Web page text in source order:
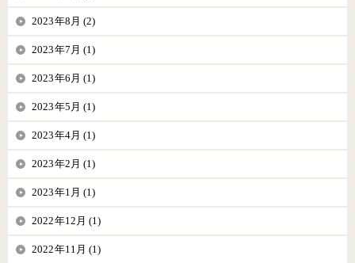
2023年8月 (2)
2023年7月 (1)
2023年6月 (1)
2023年5月 (1)
2023年4月 (1)
2023年2月 (1)
2023年1月 (1)
2022年12月 (1)
2022年11月 (1)